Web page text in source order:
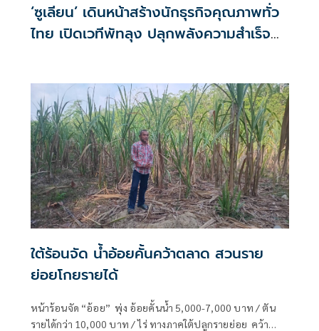
‘ซูเลียน’ เดินหน้าสร้างนักธุรกิจคุณภาพทั่ว
ไทย เปิดเวทีพัทลุง ปลุกพลังความสำเร็จ
ใต้ร้อนจัด น้ำอ้อยคั้นคว้าตลาด สวนราย
ย่อยโกยรายได้
หน้าร้อนจัด “อ้อย” พุ่ง อ้อยคั้นน้ำ 5,000-7,000 บาท / ตัน
รายได้กว่า 10,000 บาท / ไร่ ทางภาคใต้ปลูกรายย่อย คว้า